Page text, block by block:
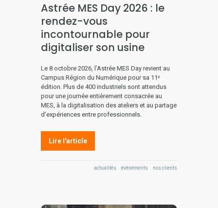
Astrée MES Day 2026 : le
rendez-vous
incontournable pour
digitaliser son usine
Le 8 octobre 2026, l’Astrée MES Day revient au
Campus Région du Numérique pour sa 11ᵉ
édition. Plus de 400 industriels sont attendus
pour une journée entièrement consacrée au
MES, à la digitalisation des ateliers et au partage
d’expériences entre professionnels.
Lire l'article
actualités événéments nos clients